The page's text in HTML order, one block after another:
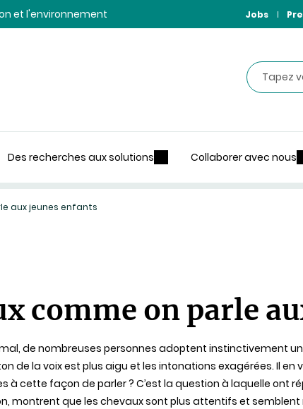
et l'environnement Jobs
Rechercher
Des recherches aux solutions Collaborer avec nous
aux jeunes enfants
comme on parle
animal, de nombreuses personnes adoptent
de la voix est plus aigu et les intonations exagérées. Il
cette façon de parler ? C’est la question à laquelle ont
montrent que les chevaux sont plus attentifs et